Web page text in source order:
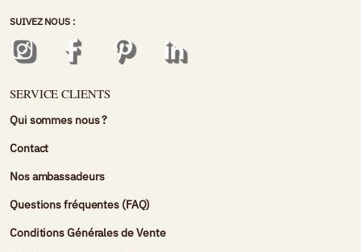
SUIVEZ NOUS :
SERVICE CLIENTS
Qui sommes nous ?
Contact
Nos ambassadeurs
Questions fréquentes (FAQ)
Conditions Générales de Vente